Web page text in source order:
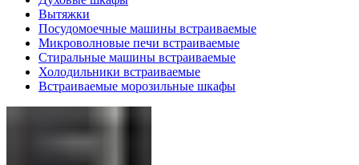
Вытяжки
Посудомоечные машины встраиваемые
Микроволновые печи встраиваемые
Стиральные машины встраиваемые
Холодильники встраиваемые
Встраиваемые морозильные шкафы